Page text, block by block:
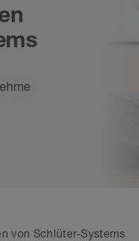
von Schlüter-Systems